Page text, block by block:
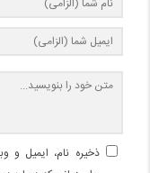
ذخیره نام، ایمیل و